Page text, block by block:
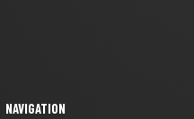
NAVIGATION